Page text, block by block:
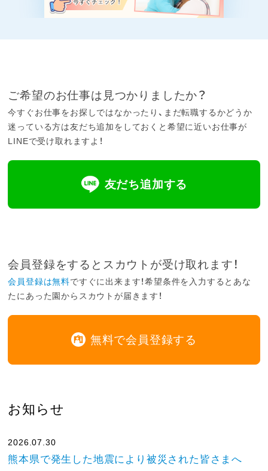
ご希望のお仕事は見つかりましたか？
今すぐお仕事をお探しではなかったり、まだ転職するかどうか
迷っている方は友だち追加をしておくと希望に近いお仕事が
LINEで受け取れますよ！
友だち追加する
会員登録をするとスカウトが受け取れます！
会員登録は無料ですぐに出来ます！希望条件を入力するとあな
たにあった園からスカウトが届きます！
無料で会員登録する
お知らせ
2026.07.30
熊本県で発生した地震により被災された皆さまへ